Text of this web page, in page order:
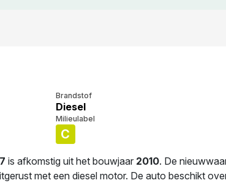
Brandstof
Diesel
Milieulabel
C
is afkomstig uit het bouwjaar 2010. De
met een diesel motor. De auto beschikt